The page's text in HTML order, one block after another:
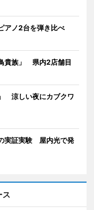
アノ2台を弾き比べ
貴族」 県内2店舗目
涼しい夜にカブクワ
実証実験 屋内光で発
ス